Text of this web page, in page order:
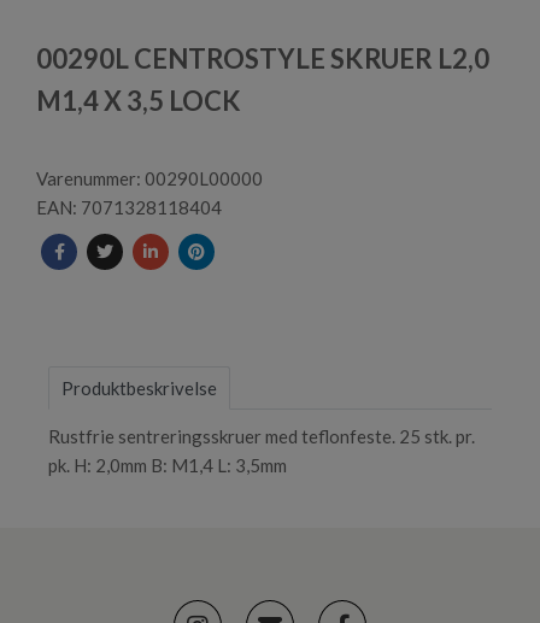
of
1
00290L CENTROSTYLE SKRUER L2,0
M1,4 X 3,5 LOCK
Varenummer: 00290L00000
EAN: 7071328118404
Produktbeskrivelse
Rustfrie sentreringsskruer med teflonfeste. 25 stk. pr.
pk. H: 2,0mm B: M1,4 L: 3,5mm